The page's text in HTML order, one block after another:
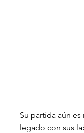
Su partida aún
legado con sus